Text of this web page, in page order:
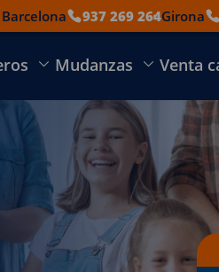
Barcelona 937 269 264Girona
Mudanzas Venta